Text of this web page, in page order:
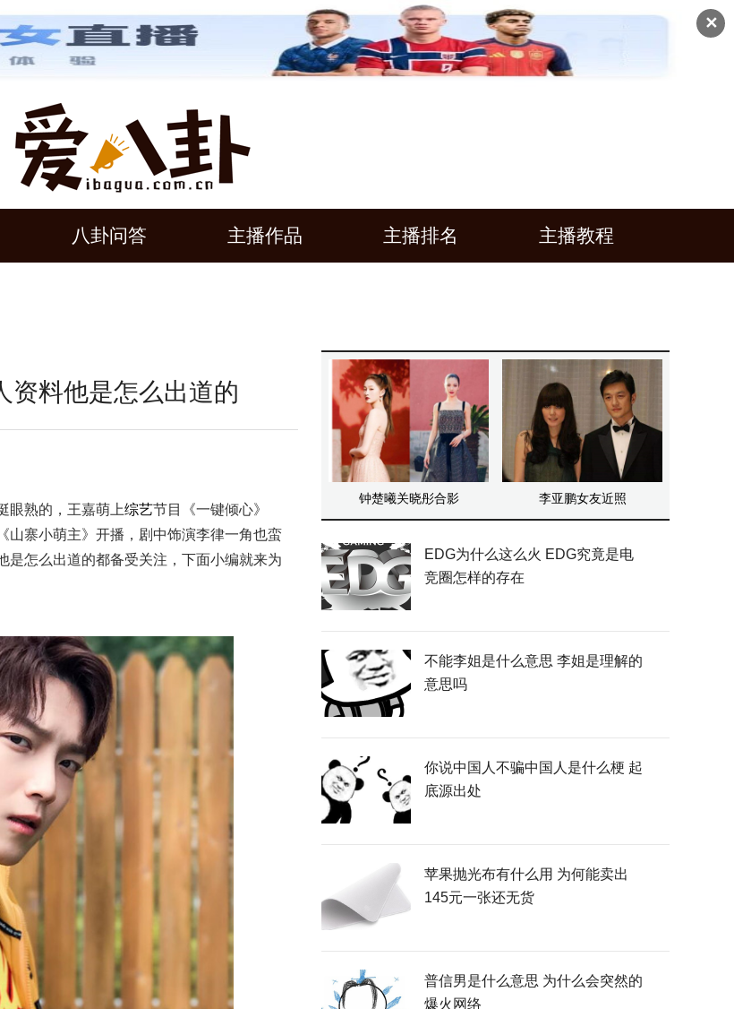
✕
八卦问答 主播作品 主播排名 主播教程
资料他是怎么出道的
眼熟的，王嘉萌上综艺节目《一键倾心》
山寨小萌主》开播，剧中饰演李律一角也蛮
是怎么出道的都备受关注，下面小编就来为
钟楚曦关晓彤合影 李亚鹏女友近照
EDG为什么这么火 EDG究竟是电
竞圈怎样的存在
不能李姐是什么意思 李姐是理解的
意思吗
你说中国人不骗中国人是什么梗 起
底源出处
苹果抛光布有什么用 为何能卖出
145元一张还无货
普信男是什么意思 为什么会突然的
爆火网络